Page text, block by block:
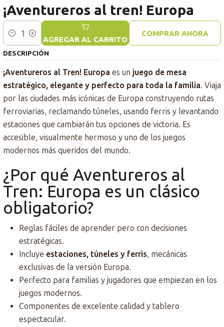
¡Aventureros al tren! Europa
Cantidad AGREGAR AL CARRITO
COMPRAR AHORA
DESCRIPCIÓN
¡Aventureros al Tren! Europa es un juego de mesa
estratégico, elegante y perfecto para toda la familia. Viaja
por las ciudades más icónicas de Europa construyendo rutas
ferroviarias, reclamando túneles, usando ferris y levantando
estaciones que cambiarán tus opciones de victoria. Es
accesible, visualmente hermoso y uno de los juegos
modernos más queridos del mundo.
¿Por qué Aventureros al
Tren: Europa es un clásico
obligatorio?
Reglas fáciles de aprender pero con decisiones
estratégicas.
Incluye estaciones, túneles y ferris, mecánicas
exclusivas de la versión Europa.
Perfecto para familias y jugadores que empiezan en los
juegos modernos.
Componentes de excelente calidad y tablero
espectacular.